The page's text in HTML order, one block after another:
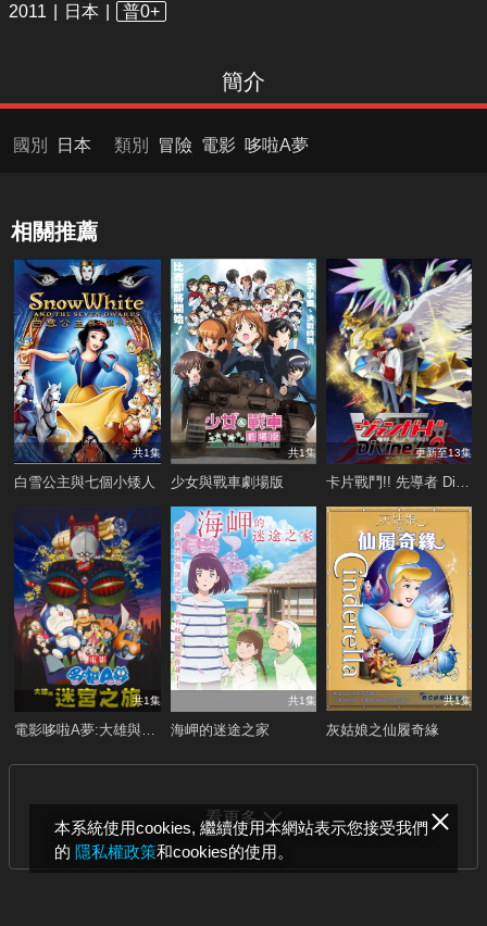
本系統使用cookies, 繼續使用本網站表示您接受我們
的 隱私權政策和cookies的使用。
2011 日本 普0+
簡介
國別 日本 類別 冒險 電影 哆啦A夢
相關推薦
共1集
白雪公主與七個小矮人
共1集
少女與戰車劇場版
更新至13集
卡片戰鬥!! 先導者 Divinez 第二季
共1集
電影哆啦A夢:大雄與迷宮之旅
共1集
海岬的迷途之家
共1集
灰姑娘之仙履奇緣
看更多